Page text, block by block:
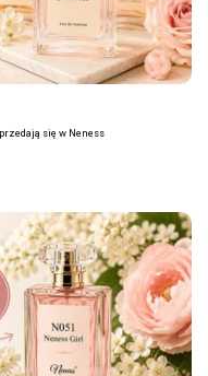
się w Neness